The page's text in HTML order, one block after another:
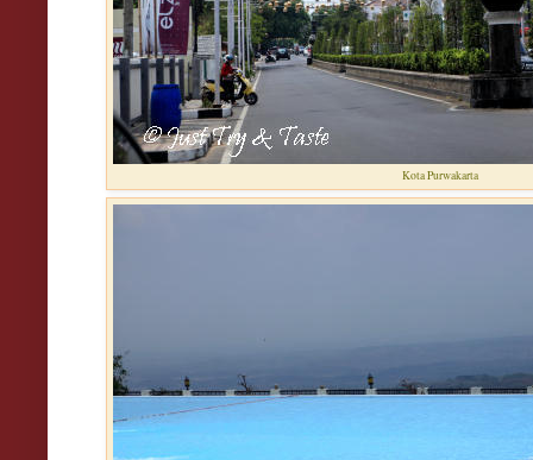
Kota Purwakarta